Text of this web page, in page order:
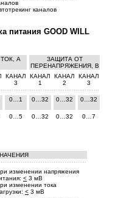
каналов
питания GOOD WILL
А
ЗАЩИТА ОТ
ПЕРЕНАПРЯЖЕНИЯ, В
КАНАЛ
3
КАНАЛ
1
КАНАЛ
2
КАНАЛ
3
0…1 0…32 0…32 0…32
0…5 0…32 0…32 0…7
изменении напряжения
< 3 мВ
изменении тока
< 3 мВ